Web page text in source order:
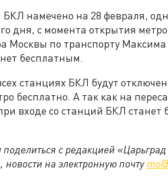
намечено на 28 февраля,
дня, с момента открытия
Москвы по транспорту Максима
бесплатным.
станциях БКЛ будут
бесплатно. А так как на
входе со станций БКЛ станет
с редакцией
на электронную почту